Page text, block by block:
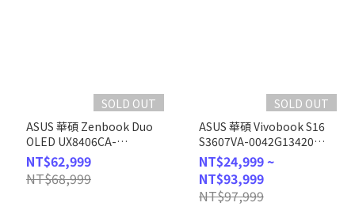
SOLD OUT
ASUS 華碩 Zenbook Duo
OLED UX8406CA-
0022I285H (Intel Core
Ultra 9
285H/32GB/1TB/WIN11/FHD/14)
NT$62,999
NT$68,999
SOLD OUT
ASUS 華碩 Vivobook S16
S3607VA-0042G13420H
灰 (i5-
13420H/8GB+8GB/512GB
SSD/WIN11/WUXGA/16)
客製化文書筆電
NT$24,999 ~
NT$93,999
NT$97,999